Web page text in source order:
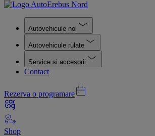
Autovehicule noi
Autovehicule rulate
Service si accesorii
Contact
Rezerva o programare
Shop